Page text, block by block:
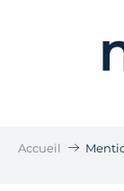
Accueil